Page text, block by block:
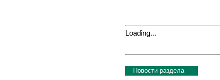
Loading...
Новости раздела